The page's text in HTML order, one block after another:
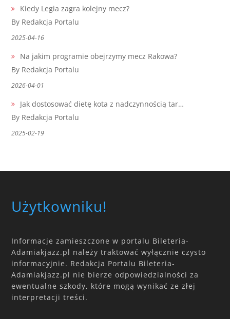
Kiedy Legia zagra kolejny mecz?
By Redakcja Portalu
2025-04-16
Na jakim programie obejrzymy mecz Rakowa?
By Redakcja Portalu
2026-04-01
Jak dostosować dietę kota z nadczynnością tar…
By Redakcja Portalu
2025-02-19
Użytkowniku!
Informacje zamieszczone w portalu Bileteria-
Adamiakjazz.pl należy traktować wyłącznie czysto
informacyjnie. Redakcja Portalu Bileteria-
Adamiakjazz.pl nie bierze odpowiedzialności za
ewentualne szkody, które mogą wynikać ze złej
interpretacji treści.